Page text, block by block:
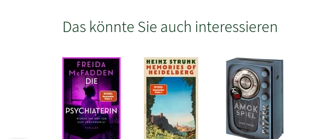
Das könnte Sie auch interessieren